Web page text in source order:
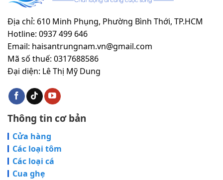
Địa chỉ: 610 Minh Phụng, Phường Bình Thới, TP.HCM
Hotline: 0937 499 646
Email: haisantrungnam.vn@gmail.com
Mã số thuế: 0317688586
Đại diện: Lê Thị Mỹ Dung
Thông tin cơ bản
Cửa hàng
Các loại tôm
Các loại cá
Cua ghẹ